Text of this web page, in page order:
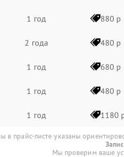
1 год 880 р
2 года 480 р
1 год 680 р
1 год 480 р
1 год 1180
в прайс-листе указаны
Мы проверим ваше